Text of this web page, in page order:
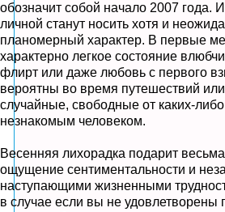
обозначит собой начало 2007 года.
личной станут носить хотя и
планомерный характер. В первые
характерно легкое состояние
флирт или даже любовь с первого
вероятны во время путешествий
случайные, свободные от каких-либо
незнакомым человеком.
Весенняя лихорадка подарит
ощущение сентиментальности и
наступающими жизненными
в случае если вы не